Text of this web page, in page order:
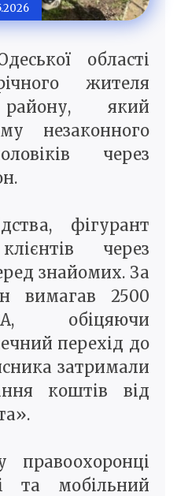
області
жителя
району, який
незаконного
через
фігурант
через
знайомих. За
вимагав 2500
обіцяючи
перехід до
затримали
коштів від
та мобільний